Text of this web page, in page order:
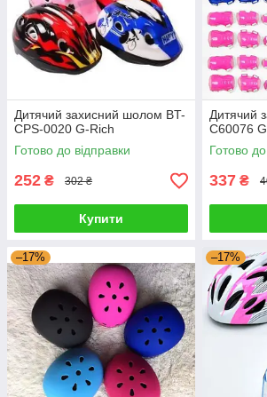
Дитячий захисний шолом BT-
CPS-0020 G-Rich
Готово до відправки
252 ₴ 302 ₴
Купити
Дитячий
C60076
Готово
337 ₴
–17% –17%